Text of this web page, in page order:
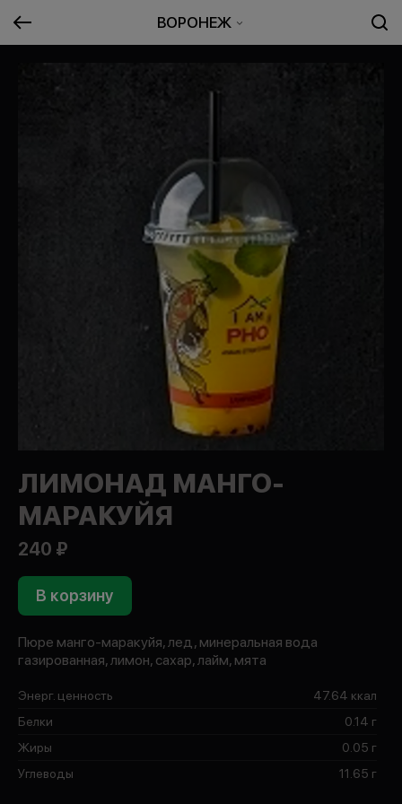
ВОРОНЕЖ
ЛИМОНАД МАНГО-
МАРАКУЙЯ
240 ₽
В корзину
Пюре манго-маракуйя, лед, минеральная вода
газированная, лимон, сахар, лайм, мята
Энерг. ценность
47.64 ккал
Белки
0.14 г
Жиры
0.05 г
Углеводы
11.65 г